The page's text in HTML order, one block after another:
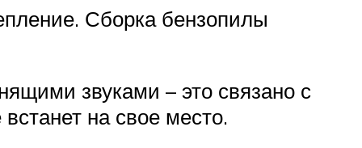
Сборка бензопилы
звуками – это связано с
на свое место.